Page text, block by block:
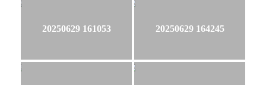
20250629 161053 20250629 164245